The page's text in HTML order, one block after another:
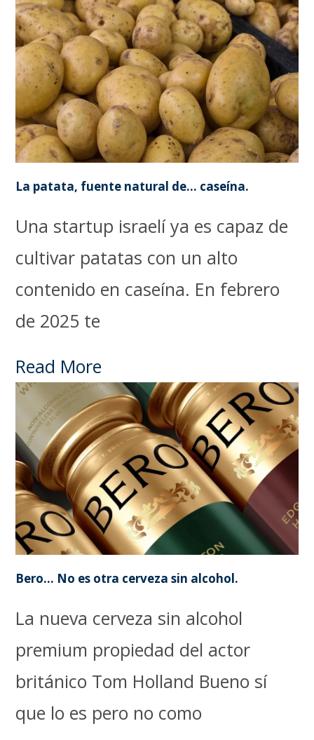
La patata, fuente natural de… caseína.
Una startup israelí ya es capaz de
cultivar patatas con un alto
contenido en caseína. En febrero
de 2025 te
Read More
Bero… No es otra cerveza sin alcohol.
La nueva cerveza sin alcohol
premium propiedad del actor
británico Tom Holland Bueno sí
que lo es pero no como